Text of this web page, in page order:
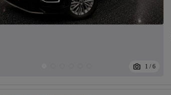
1 / 6